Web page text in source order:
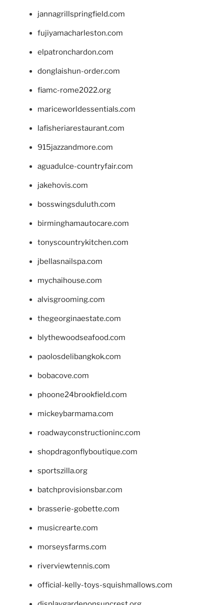
jannagrillspringfield.com
fujiyamacharleston.com
elpatronchardon.com
donglaishun-order.com
fiamc-rome2022.org
mariceworldessentials.com
lafisheriarestaurant.com
915jazzandmore.com
aguadulce-countryfair.com
jakehovis.com
bosswingsduluth.com
birminghamautocare.com
tonyscountrykitchen.com
jbellasnailspa.com
mychaihouse.com
alvisgrooming.com
thegeorginaestate.com
blythewoodseafood.com
paolosdelibangkok.com
bobacove.com
phoone24brookfield.com
mickeybarmama.com
roadwayconstructioninc.com
shopdragonflyboutique.com
sportszilla.org
batchprovisionsbar.com
brasserie-gobette.com
musicrearte.com
morseysfarms.com
riverviewtennis.com
official-kelly-toys-squishmallows.com